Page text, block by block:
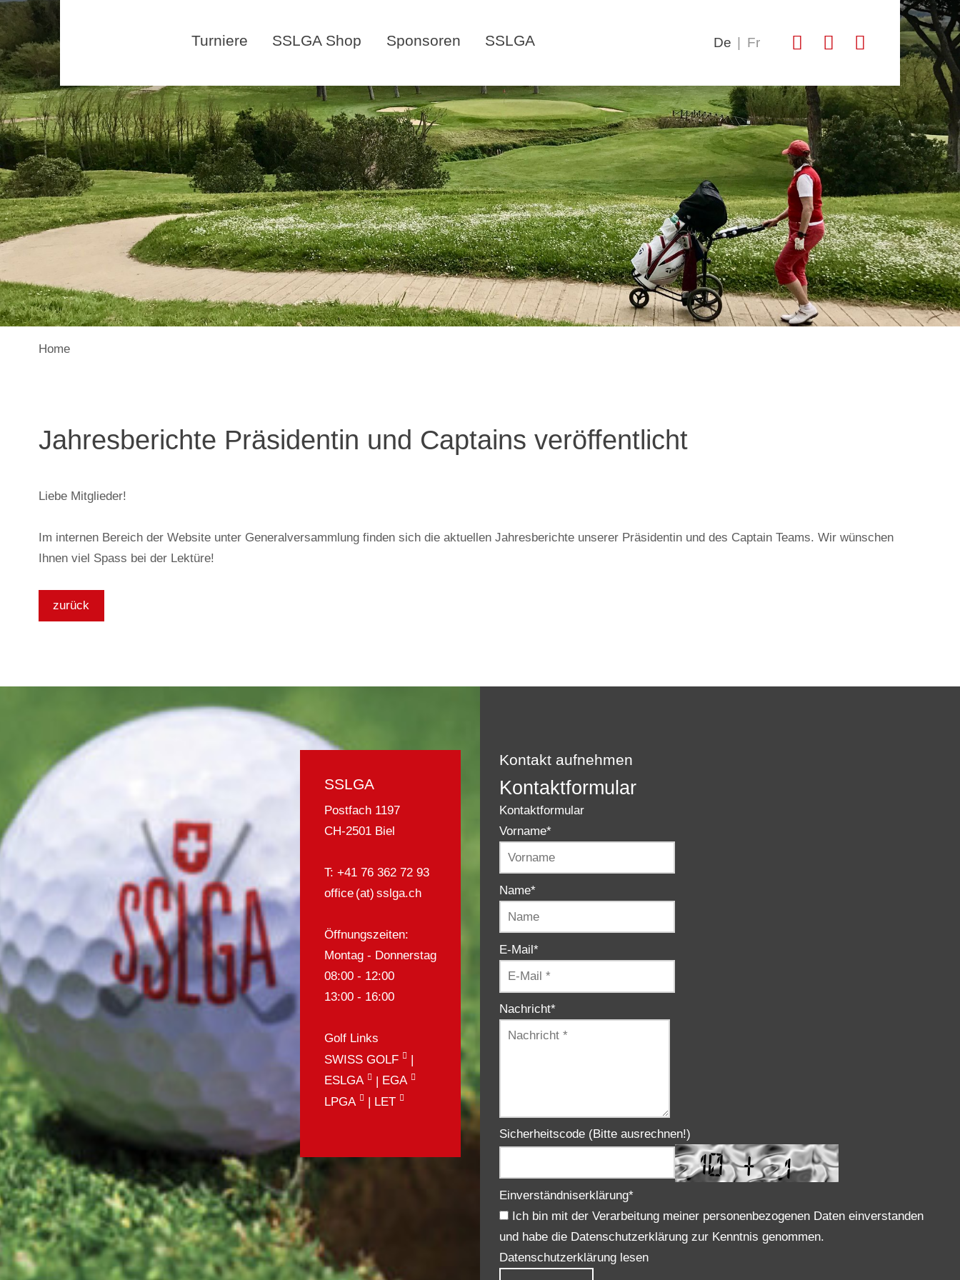
Turniere SSLGA Shop Sponsoren SSLGA De Fr
Home
Jahresberichte Präsidentin und Captains veröffentlicht
Liebe Mitglieder!
Im internen Bereich der Website unter Generalversammlung finden sich die aktuellen Jahresberichte unserer Präsidentin und des Captain Teams. Wir wünschen
Ihnen viel Spass bei der Lektüre!
zurück
SSLGA
Postfach 1197
CH-2501 Biel
T: +41 76 362 72 93
office (at) sslga.ch
Öffnungszeiten:
Montag - Donnerstag
08:00 - 12:00
13:00 - 16:00
Golf Links
SWISS GOLF
|
ESLGA
| EGA
LPGA
| LET
Kontakt aufnehmen
Kontaktformular
Kontaktformular
Vorname*
Name*
E-Mail*
Nachricht*
Sicherheitscode (Bitte ausrechnen!)
Einverständniserklärung*
Ich bin mit der Verarbeitung meiner personenbezogenen Daten einverstanden
und habe die Datenschutzerklärung zur Kenntnis genommen.
Datenschutzerklärung lesen